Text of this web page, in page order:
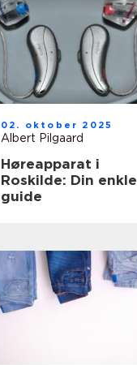
02. oktober 2025
Albert Pilgaard
Høreapparat i
Roskilde: Din enkle
guide